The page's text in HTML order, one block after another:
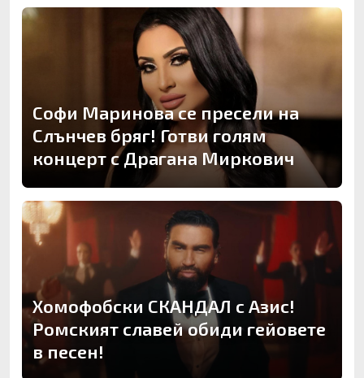
Софи Маринова се пресели на
Слънчев бряг! Готви голям
концерт с Драгана Миркович
Хомофобски СКАНДАЛ с Азис!
Ромският славей обиди гейовете
в песен!